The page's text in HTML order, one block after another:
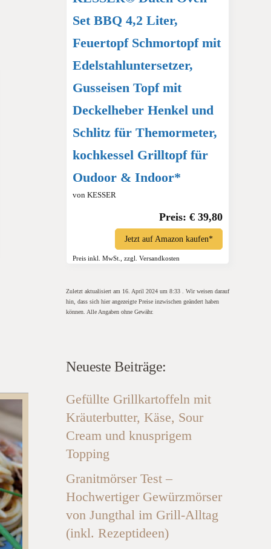
Set BBQ 4,2 Liter,
Feuertopf Schmortopf mit
Edelstahluntersetzer,
Gusseisen Topf mit
Deckelheber Henkel und
Schlitz für Themormeter,
kochkessel Grilltopf für
Oudoor & Indoor*
von KESSER
Preis: € 39,80
Jetzt auf Amazon kaufen*
Preis inkl. MwSt., zzgl. Versandkosten
Zuletzt aktualisiert am 16. April 2024 um 8:33 . Wir weisen darauf
hin, dass sich hier angezeigte Preise inzwischen geändert haben
können. Alle Angaben ohne Gewähr.
Neueste Beiträge:
Gefüllte Grillkartoffeln mit
Kräuterbutter, Käse, Sour
Cream und knusprigem
Topping
Granitmörser Test –
Hochwertiger Gewürzmörser
von Jungthal im Grill-Alltag
(inkl. Rezeptideen)